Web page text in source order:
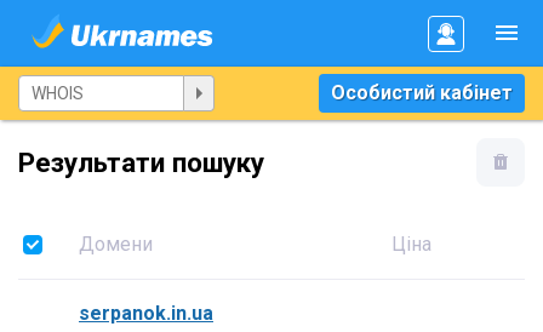
Особистий кабінет
Результати пошуку
Домени Ціна
serpanok.in.ua